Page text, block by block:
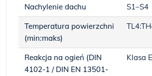
Nachylenie dachu S1–S4
Temperatura powierzchni
(min:maks)
Reakcja na ogień (DIN
4102-1 / DIN EN 13501-
Klasa E